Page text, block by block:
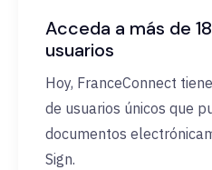
Acceda a más de
usuarios
Hoy, FranceConnect
de usuarios únicos que
documentos
Sign.